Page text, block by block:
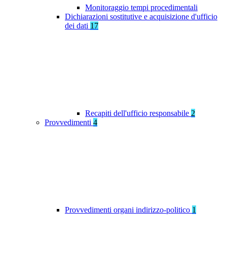
Monitoraggio tempi procedimentali
Dichiarazioni sostitutive e acquisizione d'ufficio
dei dati 17
Recapiti dell'ufficio responsabile 2
Provvedimenti 4
Provvedimenti organi indirizzo-politico 1